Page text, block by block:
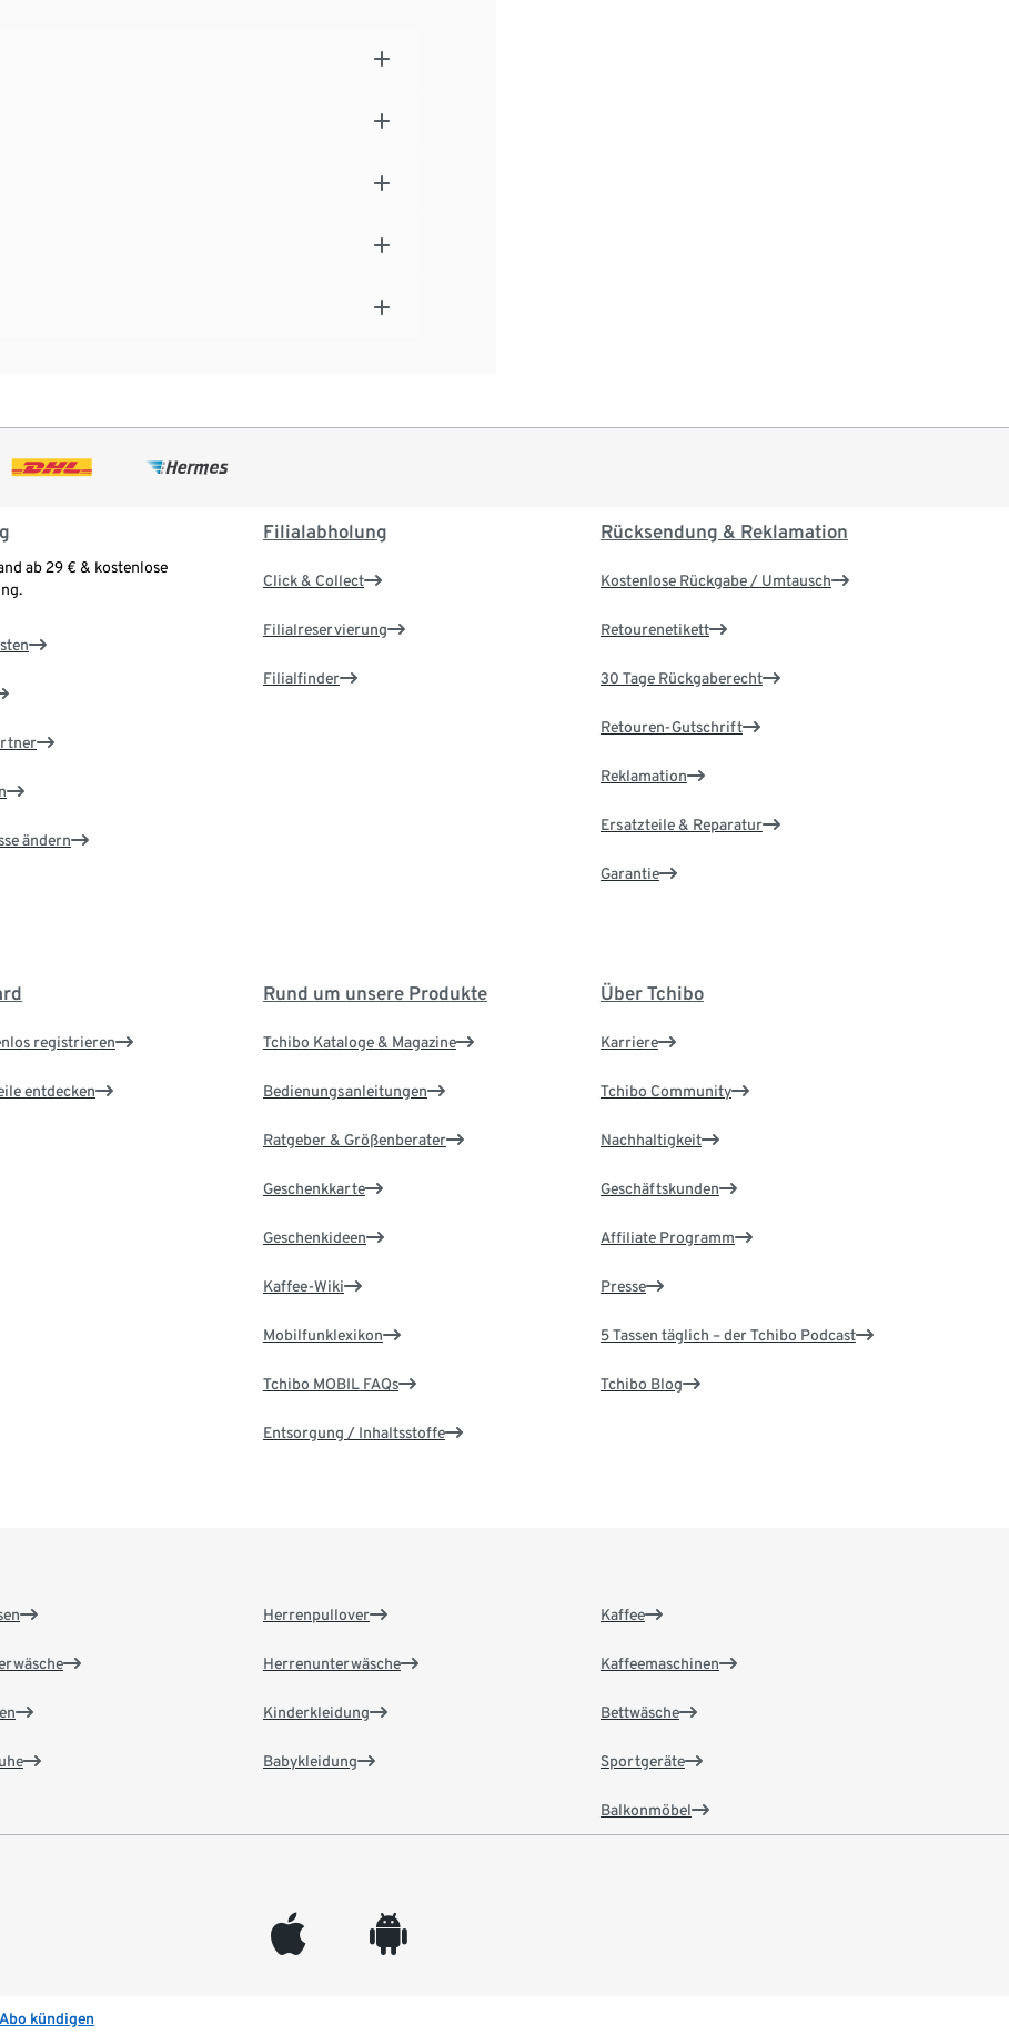
ab 29 € & kostenlose
ändern
Filialabholung
Click & Collect
Filialreservierung
Filialfinder
Rücksendung & Reklamation
Kostenlose Rückgabe / Umtausch
Retourenetikett
30 Tage Rückgaberecht
Retouren-Gutschrift
Reklamation
Ersatzteile & Reparatur
Garantie
registrieren
entdecken
Rund um unsere Produkte
Tchibo Kataloge & Magazine
Bedienungsanleitungen
Ratgeber & Größenberater
Geschenkkarte
Geschenkideen
Kaffee-Wiki
Mobilfunklexikon
Tchibo MOBIL FAQs
Entsorgung / Inhaltsstoffe
Über Tchibo
Karriere
Tchibo Community
Nachhaltigkeit
Geschäftskunden
Affiliate Programm
Presse
5 Tassen täglich – der Tchibo Podcast
Tchibo Blog
Herrenpullover
Herrenunterwäsche
Kinderkleidung
Babykleidung
Kaffee
Kaffeemaschinen
Bettwäsche
Sportgeräte
Balkonmöbel
appleinc android
kündigen